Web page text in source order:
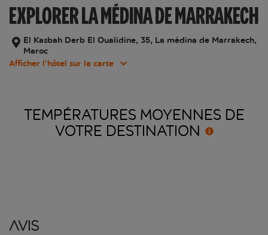
EXPLORER LA MÉDINA DE MARRAKECH
El Kasbah Derb El Oualidine, 35, La médina de Marrakech,
Maroc
Afficher l’hôtel sur la carte
TEMPÉRATURES MOYENNES DE
VOTRE DESTINATION
Avis